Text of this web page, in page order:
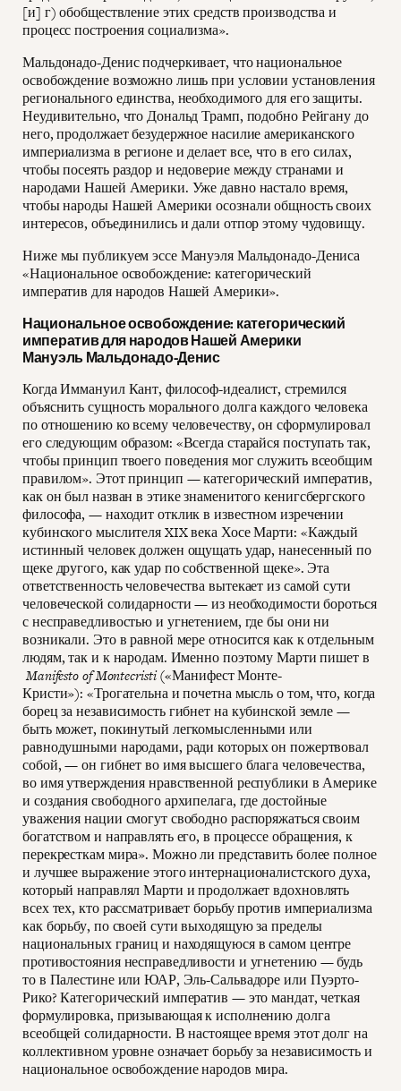
[и] г) обобществление этих средств производства и
процесс построения социализма».
Мальдонадо-Денис подчеркивает, что национальное
освобождение возможно лишь при условии установления
регионального единства, необходимого для его защиты.
Неудивительно, что Дональд Трамп, подобно Рейгану до
него, продолжает безудержное насилие американского
империализма в регионе и делает все, что в его силах,
чтобы посеять раздор и недоверие между странами и
народами Нашей Америки. Уже давно настало время,
чтобы народы Нашей Америки осознали общность своих
интересов, объединились и дали отпор этому чудовищу.
Ниже мы публикуем эссе Мануэля Мальдонадо-Дениса
«Национальное освобождение: категорический
императив для народов Нашей Америки».
Национальное освобождение: категорический
императив для народов Нашей Америки
Мануэль Мальдонадо-Денис
Когда Иммануил Кант, философ-идеалист, стремился
объяснить сущность морального долга каждого человека
по отношению ко всему человечеству, он сформулировал
его следующим образом: «Всегда старайся поступать так,
чтобы принцип твоего поведения мог служить всеобщим
правилом». Этот принцип — категорический императив,
как он был назван в этике знаменитого кенигсбергского
философа, — находит отклик в известном изречении
кубинского мыслителя XIX века Хосе Марти: «Каждый
истинный человек должен ощущать удар, нанесенный по
щеке другого, как удар по собственной щеке». Эта
ответственность человечества вытекает из самой сути
человеческой солидарности — из необходимости бороться
с несправедливостью и угнетением, где бы они ни
возникали. Это в равной мере относится как к отдельным
людям, так и к народам. Именно поэтому Марти пишет в
Manifesto of Montecristi(«Манифест Монте-
Кристи»): «Трогательна и почетна мысль о том, что, когда
борец за независимость гибнет на кубинской земле —
быть может, покинутый легкомысленными или
равнодушными народами, ради которых он пожертвовал
собой, — он гибнет во имя высшего блага человечества,
во имя утверждения нравственной республики в Америке
и создания свободного архипелага, где достойные
уважения нации смогут свободно распоряжаться своим
богатством и направлять его, в процессе обращения, к
перекресткам мира». Можно ли представить более полное
и лучшее выражение этого интернационалистского духа,
который направлял Марти и продолжает вдохновлять
всех тех, кто рассматривает борьбу против империализма
как борьбу, по своей сути выходящую за пределы
национальных границ и находящуюся в самом центре
противостояния несправедливости и угнетению — будь
то в Палестине или ЮАР, Эль-Сальвадоре или Пуэрто-
Рико? Категорический императив — это мандат, четкая
формулировка, призывающая к исполнению долга
всеобщей солидарности. В настоящее время этот долг на
коллективном уровне означает борьбу за независимость и
национальное освобождение народов мира.